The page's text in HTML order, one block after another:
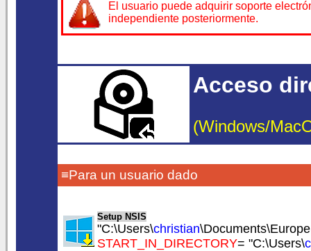
El usuario puede adquirir soporte
independiente posteriormente.
Acceso
(Windows/
≡Para un usuario dado
Setup NSIS
"C:\Users\christian
START_IN_DIRECTORY= "C:\Users\